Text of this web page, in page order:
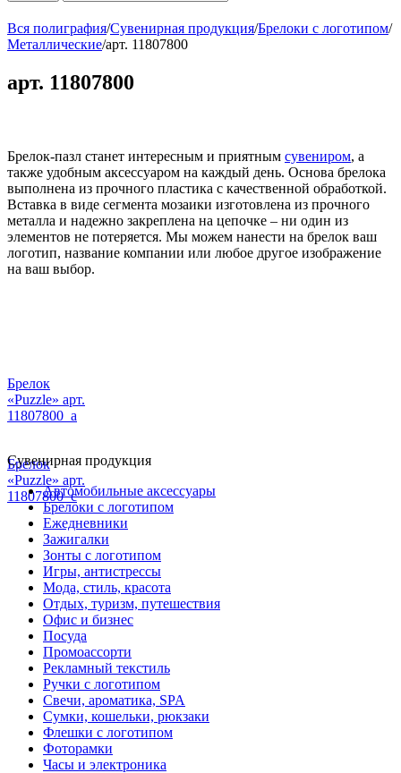
Вся полиграфия/Сувенирная продукция/Брелоки с логотипом/
Металлические/арт. 11807800
арт. 11807800
Брелок-пазл станет интересным и приятным сувениром, а
также удобным аксессуаром на каждый день. Основа брелока
выполнена из прочного пластика с качественной обработкой.
Вставка в виде сегмента мозаики изготовлена из прочного
металла и надежно закреплена на цепочке – ни один из
элементов не потеряется. Мы можем нанести на брелок ваш
логотип, название компании или любое другое изображение
на ваш выбор.
Брелок
«Puzzle» арт.
11807800_a
Брелок
«Puzzle» арт.
11807800_c
Сувенирная продукция
Автомобильные аксессуары
Брелоки с логотипом
Ежедневники
Зажигалки
Зонты с логотипом
Игры, антистрессы
Мода, стиль, красота
Отдых, туризм, путешествия
Офис и бизнес
Посуда
Промоассорти
Рекламный текстиль
Ручки с логотипом
Свечи, ароматика, SPA
Сумки, кошельки, рюкзаки
Флешки с логотипом
Фоторамки
Часы и электроника